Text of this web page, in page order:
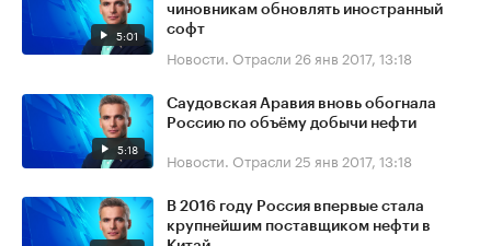
5:01
чиновникам обновлять иностранный
софт
Новости. Отрасли 26 янв 2017, 13:18
5:18
Саудовская Аравия вновь обогнала
Россию по объёму добычи нефти
Новости. Отрасли 25 янв 2017, 13:18
В 2016 году Россия впервые стала
крупнейшим поставщиком нефти в